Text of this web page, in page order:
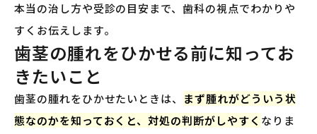
本当の治し方や受診の目安まで、歯科の視点でわかりや
すくお伝えします。
歯茎の腫れをひかせる前に知ってお
きたいこと
歯茎の腫れをひかせたいときは、 まず腫れがどういう状
態なのかを知っておくと、対処の判断がしやすく なりま